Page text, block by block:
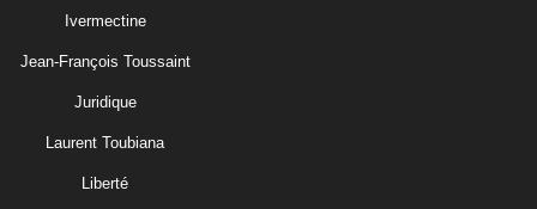
Ivermectine
Jean-François Toussaint
Juridique
Laurent Toubiana
Liberté